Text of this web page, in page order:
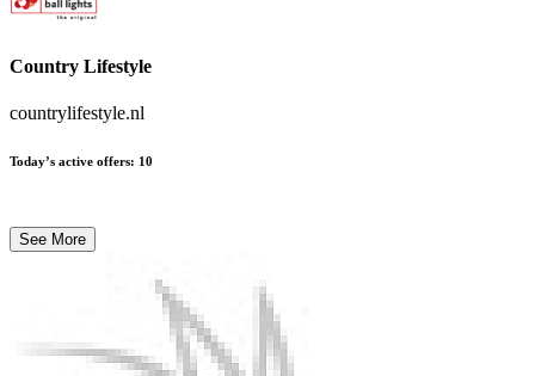
Country Lifestyle
countrylifestyle.nl
Today’s active offers: 10
See More